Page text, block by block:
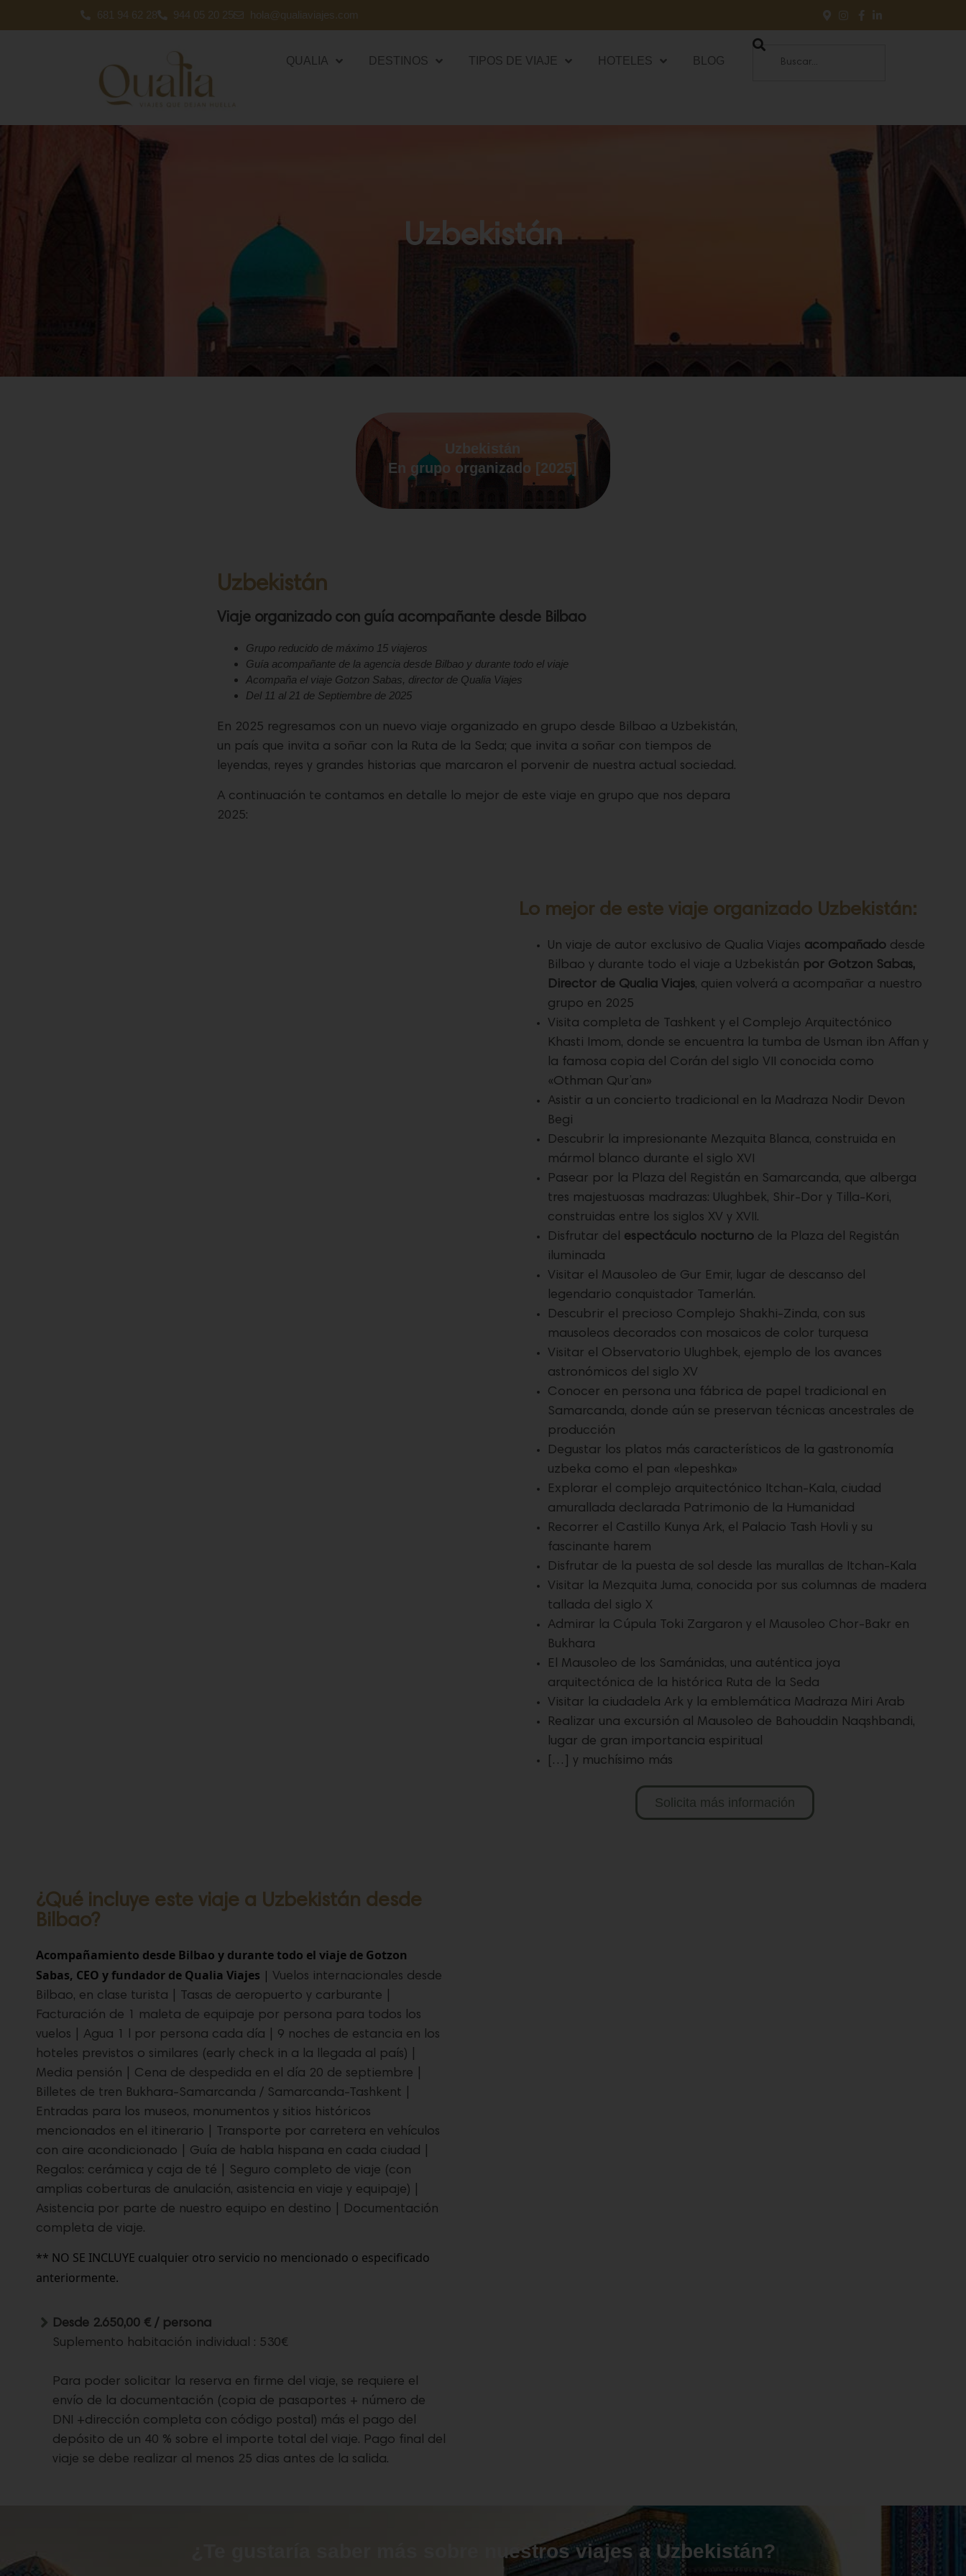
681 94 62 28 944 05 20 25 hola@qualiaviajes.com
QUALIA DESTINOS TIPOS DE VIAJE HOTELES BLOG
Uzbekistán
Uzbekistán
En grupo organizado [2025]
Uzbekistán
Viaje organizado con guía acompañante desde Bilbao
Grupo reducido de máximo 15 viajeros
Guía acompañante de la agencia desde Bilbao y durante todo el viaje
Acompaña el viaje Gotzon Sabas, director de Qualia Viajes
Del 11 al 21 de Septiembre de 2025
En 2025 regresamos con un nuevo viaje organizado en grupo desde Bilbao a Uzbekistán,
un país que invita a soñar con la Ruta de la Seda; que invita a soñar con tiempos de
leyendas, reyes y grandes historias que marcaron el porvenir de nuestra actual sociedad.
A continuación te contamos en detalle lo mejor de este viaje en grupo que nos depara
2025:
Lo mejor de este viaje organizado Uzbekistán:
Un viaje de autor exclusivo de Qualia Viajes acompañado desde
Bilbao y durante todo el viaje a Uzbekistán por Gotzon Sabas,
Director de Qualia Viajes, quien volverá a acompañar a nuestro
grupo en 2025
Visita completa de Tashkent y el Complejo Arquitectónico
Khasti Imom, donde se encuentra la tumba de Usman ibn Affan y
la famosa copia del Corán del siglo VII conocida como
«Othman Qur’an»
Asistir a un concierto tradicional en la Madraza Nodir Devon
Begi
Descubrir la impresionante Mezquita Blanca, construida en
mármol blanco durante el siglo XVI
Pasear por la Plaza del Registán en Samarcanda, que alberga
tres majestuosas madrazas: Ulughbek, Shir-Dor y Tilla-Kori,
construidas entre los siglos XV y XVII.
Disfrutar del espectáculo nocturno de la Plaza del Registán
iluminada
Visitar el Mausoleo de Gur Emir, lugar de descanso del
legendario conquistador Tamerlán.
Descubrir el precioso Complejo Shakhi-Zinda, con sus
mausoleos decorados con mosaicos de color turquesa
Visitar el Observatorio Ulughbek, ejemplo de los avances
astronómicos del siglo XV
Conocer en persona una fábrica de papel tradicional en
Samarcanda, donde aún se preservan técnicas ancestrales de
producción
Degustar los platos más característicos de la gastronomía
uzbeka como el pan «lepeshka»
Explorar el complejo arquitectónico Itchan-Kala, ciudad
amurallada declarada Patrimonio de la Humanidad
Recorrer el Castillo Kunya Ark, el Palacio Tash Hovli y su
fascinante harem
Disfrutar de la puesta de sol desde las murallas de Itchan-Kala
Visitar la Mezquita Juma, conocida por sus columnas de madera
tallada del siglo X
Admirar la Cúpula Toki Zargaron y el Mausoleo Chor-Bakr en
Bukhara
El Mausoleo de los Samánidas, una auténtica joya
arquitectónica de la histórica Ruta de la Seda
Visitar la ciudadela Ark y la emblemática Madraza Miri Arab
Realizar una excursión al Mausoleo de Bahouddin Naqshbandi,
lugar de gran importancia espiritual
[…] y muchísimo más
Solicita más información
¿Qué incluye este viaje a Uzbekistán desde
Bilbao?
Acompañamiento desde Bilbao y durante todo el viaje de Gotzon
Sabas, CEO y fundador de Qualia Viajes | Vuelos internacionales desde
Bilbao, en clase turista | Tasas de aeropuerto y carburante |
Facturación de 1 maleta de equipaje por persona para todos los
vuelos | Agua 1 l por persona cada día | 9 noches de estancia en los
hoteles previstos o similares (early check in a la llegada al país) |
Media pensión | Cena de despedida en el día 20 de septiembre |
Billetes de tren Bukhara-Samarcanda / Samarcanda-Tashkent |
Entradas para los museos, monumentos y sitios históricos
mencionados en el itinerario | Transporte por carretera en vehículos
con aire acondicionado | Guía de habla hispana en cada ciudad |
Regalos: cerámica y caja de té | Seguro completo de viaje (con
amplias coberturas de anulación, asistencia en viaje y equipaje) |
Asistencia por parte de nuestro equipo en destino | Documentación
completa de viaje.
** NO SE INCLUYE cualquier otro servicio no mencionado o especificado
anteriormente.
Desde 2.650,00 € / persona
Suplemento habitación individual : 530€
Para poder solicitar la reserva en firme del viaje, se requiere el
envío de la documentación (copia de pasaportes + número de
DNI +dirección completa con código postal) más el pago del
depósito de un 40 % sobre el importe total del viaje. Pago final del
viaje se debe realizar al menos 25 dias antes de la salida.
¿Te gustaría saber más sobre nuestros viajes a Uzbekistán?